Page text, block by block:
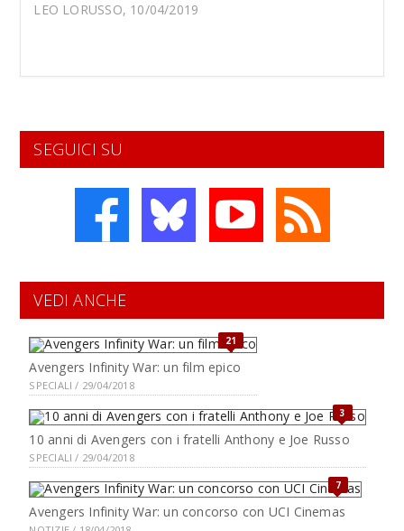
LEO LORUSSO, 10/04/2019
SEGUICI SU
VEDI ANCHE
21
Avengers Infinity War: un film epico
SPECIALI / 29/04/2018
3
10 anni di Avengers con i fratelli Anthony e Joe Russo
SPECIALI / 29/04/2018
7
Avengers Infinity War: un concorso con UCI Cinemas